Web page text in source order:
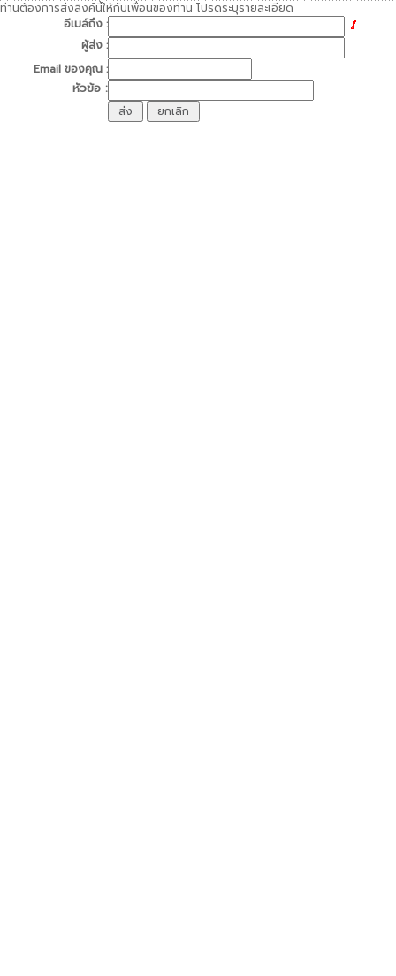
ท่านต้องการส่งลิงค์นี้ให้กับเพื่อนของท่าน โปรดระบุรายละเอียด
อีเมล์ถึง :
ผู้ส่ง :
Email ของคุณ :
หัวข้อ :